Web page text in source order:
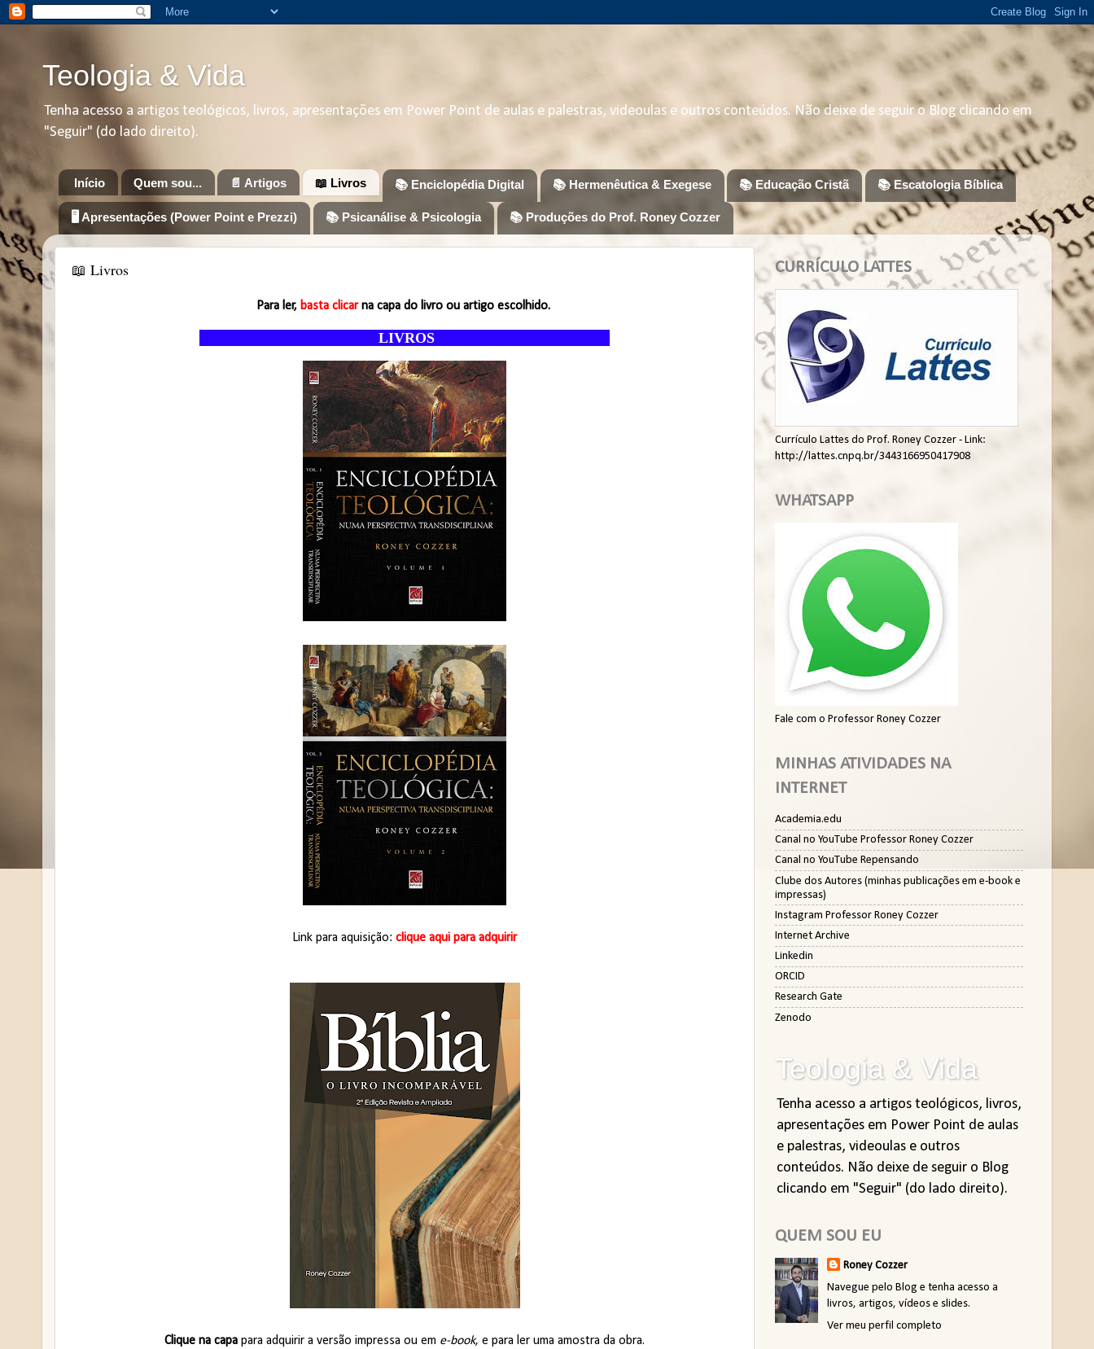
Teologia & Vida
Tenha acesso a artigos teológicos, livros, apresentações em Power Point de aulas e palestras, videoulas e outros conteúdos. Não deixe de seguir o Blog clicando em
"Seguir" (do lado direito).
Início Quem sou... 📄 Artigos 📖 Livros 📚 Enciclopédia Digital 📚 Hermenêutica & Exegese 📚 Educação Cristã 📚 Escatologia Bíblica
🖥️ Apresentações (Power Point e Prezzi) 📚 Psicanálise & Psicologia 📚 Produções do Prof. Roney Cozzer
📖 Livros
Para ler, basta clicarna capa do livro ou artigo escolhido.
LIVROS
Link para aquisição: clique aqui para adquirir
Clique na capa para adquirir a versão impressa ou em e-book, e para ler uma amostra da obra.
CURRÍCULO LATTES
Currículo Lattes do Prof. Roney Cozzer - Link:
http://lattes.cnpq.br/3443166950417908
WHATSAPP
Fale com o Professor Roney Cozzer
MINHAS ATIVIDADES NA
INTERNET
Academia.edu
Canal no YouTube Professor Roney Cozzer
Canal no YouTube Repensando
Clube dos Autores (minhas publicações em e-book e
impressas)
Instagram Professor Roney Cozzer
Internet Archive
Linkedin
ORCID
Research Gate
Zenodo
Teologia & Vida
Tenha acesso a artigos teológicos, livros,
apresentações em Power Point de aulas
e palestras, videoulas e outros
conteúdos. Não deixe de seguir o Blog
clicando em "Seguir" (do lado direito).
QUEM SOU EU
Roney Cozzer
Navegue pelo Blog e tenha acesso a
livros, artigos, vídeos e slides.
Ver meu perfil completo